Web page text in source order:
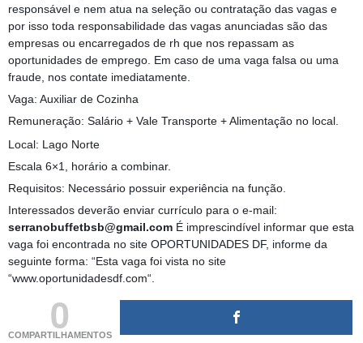
responsável e nem atua na seleção ou contratação das vagas e
por isso toda responsabilidade das vagas anunciadas são das
empresas ou encarregados de rh que nos repassam as
oportunidades de emprego. Em caso de uma vaga falsa ou uma
fraude, nos contate imediatamente.
Vaga: Auxiliar de Cozinha
Remuneração: Salário + Vale Transporte + Alimentação no local.
Local: Lago Norte
Escala 6×1, horário a combinar.
Requisitos: Necessário possuir experiência na função.
Interessados deverão enviar currículo para o e-mail:
serranobuffetbsb@gmail.com É imprescindível informar que esta
vaga foi encontrada no site OPORTUNIDADES DF, informe da
seguinte forma: “Esta vaga foi vista no site
“www.oportunidadesdf.com“.
0
COMPARTILHAMENTOS